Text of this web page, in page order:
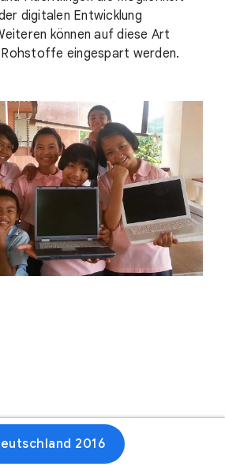
digitalen Entwicklung
können auf diese Art
eingespart werden.
2016